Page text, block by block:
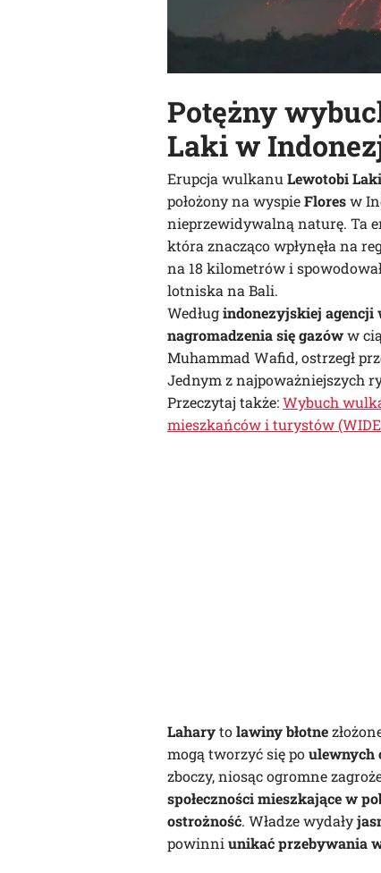
Potężny
Lakiw
Erupcja wulkanu Lewotobi
położony na wyspieFloresw
nieprzewidywalną naturę. Ta
która znacząco wpłynęła na
na 18 kilometrów i
lotniska na Bali.
Wedługindonezyjskiej agencji
nagromadzenia się gazóww
Muhammad Wafid, ostrzegł
Jednym z najpoważniejszych
Przeczytaj także:Wybuch
mieszkańców i turystów
Laharytolawiny błotne
mogą tworzyć się poulewnych
zboczy, niosąc ogromne
społeczności mieszkające w
ostrożność. Władze wydały
powinni unikać przebywania